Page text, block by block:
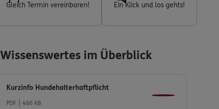
Gleich Termin vereinbaren! Ein Klick und los gehts!
Wissenswertes im Überblick
Kurzinfo Hundehalterhaftpflicht
PDF 466 KB